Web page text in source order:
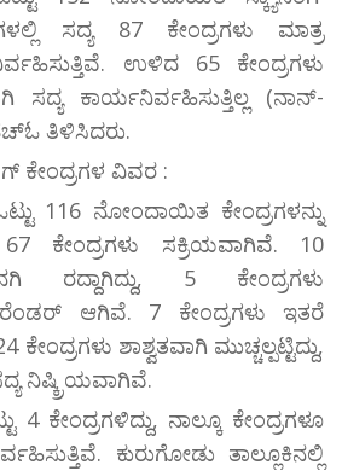
ಸದ್ಯ 87 ಕೇಂದ್ರಗಳು ಮಾತ್ರ
ಉಳಿದ 65 ಕೇಂದ್ರಗಳು
ಸದ್ಯ ಕಾರ್ಯನಿರ್ವಹಿಸುತ್ತಿಲ್ಲ (ನಾನ್-
ತಿಳಿಸಿದರು.
ಕೇಂದ್ರಗಳ ವಿವರ :
116 ನೋಂದಾಯಿತ ಕೇಂದ್ರಗಳನ್ನು
67 ಕೇಂದ್ರಗಳು ಸಕ್ರಿಯವಾಗಿವೆ. 10
ರದ್ದಾಗಿದ್ದು, 5 ಕೇಂದ್ರಗಳು
ಆಗಿವೆ. 7 ಕೇಂದ್ರಗಳು ಇತರೆ
ಶಾಶ್ವತವಾಗಿ ಮುಚ್ಚಲ್ಪಟ್ಟಿದ್ದು,
ನಿಷ್ಕ್ರಿಯವಾಗಿವೆ.
4 ಕೇಂದ್ರಗಳಿದ್ದು, ನಾಲ್ಕೂ ಕೇಂದ್ರಗಳೂ
ಕುರುಗೋಡು ತಾಲ್ಲೂಕಿನಲ್ಲಿ